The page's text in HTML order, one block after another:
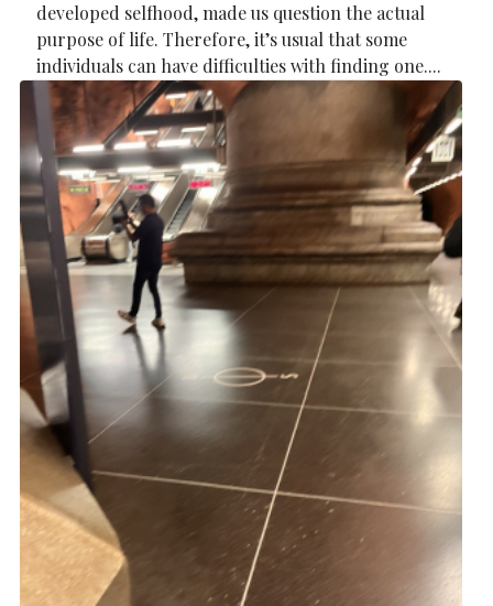
developed selfhood, made us question the actual
purpose of life. Therefore, it’s usual that some
individuals can have difficulties with finding one....